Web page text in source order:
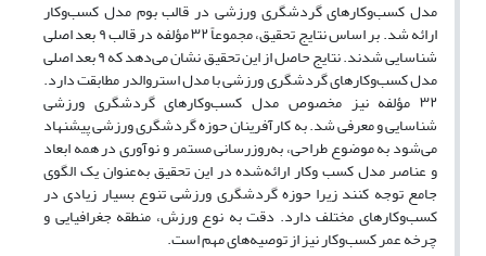
مدل کسب‌وکارهای گردشگری ورزشی در قالب بوم مدل کسب‌وکار
ارائه شد. بر اساس نتایج تحقیق، مجموعاً ۳۲ مؤلفه در قالب ۹ بعد اصلی
شناسایی شدند. نتایج حاصل از این تحقیق نشان می‌‏دهد که ۹ بعد اصلی
مدل کسب‌وکارهای گردشگری ورزشی با مدل استروالدر مطابقت دارد.
۳۲ مؤلفه نیز مخصوص مدل کسب‌وکارهای گردشگری ورزشی
شناسایی و معرفی شد. به کارآفرینان حوزه گردشگری ورزشی پیشنهاد
می‌‏شود به موضوع طراحی، به‌‏روز‏رسانی مستمر و نوآوری در همه ابعاد
و عناصر مدل کسب ‏وکار ارائه‌شده در این تحقیق به‌عنوان یک الگوی
جامع توجه کنند زیرا حوزه گردشگری ورزشی تنوع بسیار زیادی در
کسب‌وکارهای مختلف دارد. دقت به نوع ورزش، منطقه جغرافیایی و
چرخه عمر کسب‏‌وکار نیز از توصیه‌‏های مهم است.